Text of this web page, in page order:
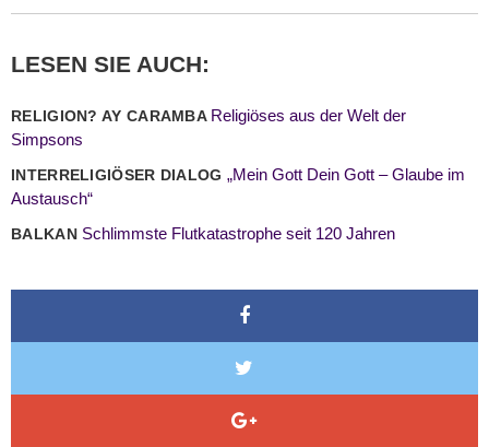
LESEN SIE AUCH:
RELIGION? AY CARAMBA Religiöses aus der Welt der
Simpsons
INTERRELIGIÖSER DIALOG „Mein Gott Dein Gott – Glaube im
Austausch“
BALKAN Schlimmste Flutkatastrophe seit 120 Jahren